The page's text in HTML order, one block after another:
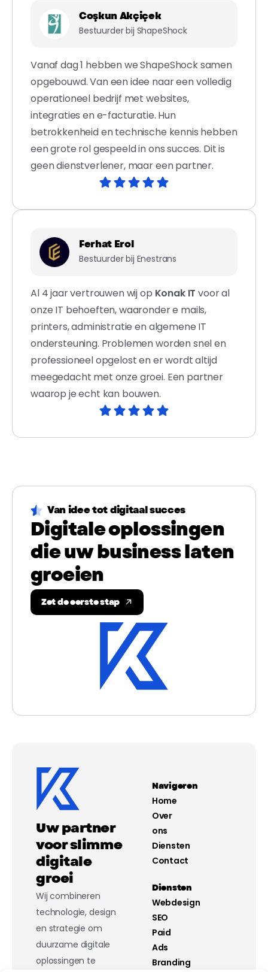
Coşkun Akçiçek
Bestuurder bij ShapeShock
Vanaf dag 1 hebben we ShapeShock samen
opgebouwd. Van een idee naar een volledig
operationeel bedrijf met websites,
integraties en e-facturatie. Hun
betrokkenheid en technische kennis hebben
een grote rol gespeeld in ons succes. Dit is
geen dienstverlener, maar een partner.
Ferhat Erol
Bestuurder bij Enestrans
Al 4 jaar vertrouwen wij op Konak IT voor al
onze IT behoeften, waaronder e mails,
printers, administratie en algemene IT
ondersteuning. Problemen worden snel en
professioneel opgelost en er wordt altijd
meegedacht met onze groei. Een partner
waarop je echt kan bouwen.
Van idee tot digitaal succes
Digitale oplossingen
die uw business laten
groeien
Zet de eerste stap
Uw partner
voor slimme
digitale
groei
Wij combineren
technologie, design
en strategie om
duurzame digitale
oplossingen te
Navigeren
Home
Over
ons
Diensten
Contact
Diensten
Webdesign
SEO
Paid
Ads
Branding